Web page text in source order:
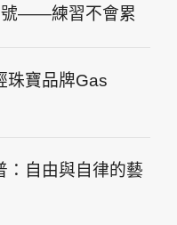
號——練習不會累
珠寶品牌Gas
：自由與自律的藝